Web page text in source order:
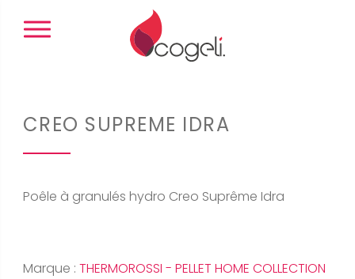
Panneau de gestion des cookies
CREO SUPREME IDRA
Poêle à granulés hydro Creo Suprême Idra
Marque : THERMOROSSI - PELLET HOME COLLECTION